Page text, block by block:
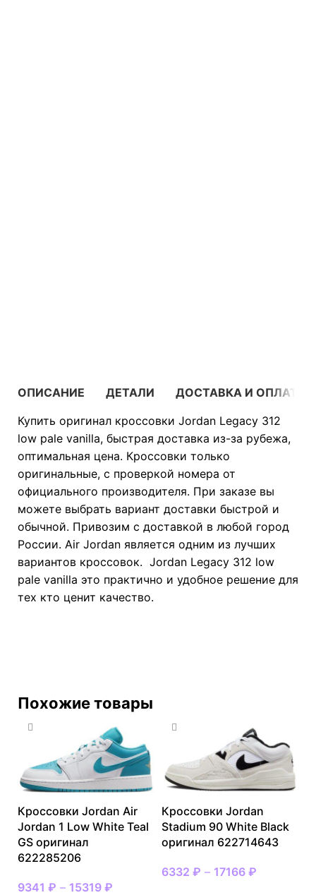
ОПИСАНИЕ ДЕТАЛИ
ДОСТАВКА И ОПЛАТА
Купить оригинал кроссовки Jordan Legacy 312
low pale vanilla, быстрая доставка из-за рубежа,
оптимальная цена. Кроссовки только
оригинальные, с проверкой номера от
официального производителя. При заказе вы
можете выбрать вариант доставки быстрой и
обычной. Привозим с доставкой в любой город
России. Air Jordan является одним из лучших
вариантов кроссовок. Jordan Legacy 312 low
pale vanilla это практично и удобное решение для
тех кто ценит качество.
Похожие товары
Кроссовки Jordan Air
Jordan 1 Low White Teal
GS оригинал
622285206
9341 ₽ – 15319 ₽
Кроссовки Jordan
Stadium 90 White Black
оригинал 622714643
6332 ₽ – 17166 ₽